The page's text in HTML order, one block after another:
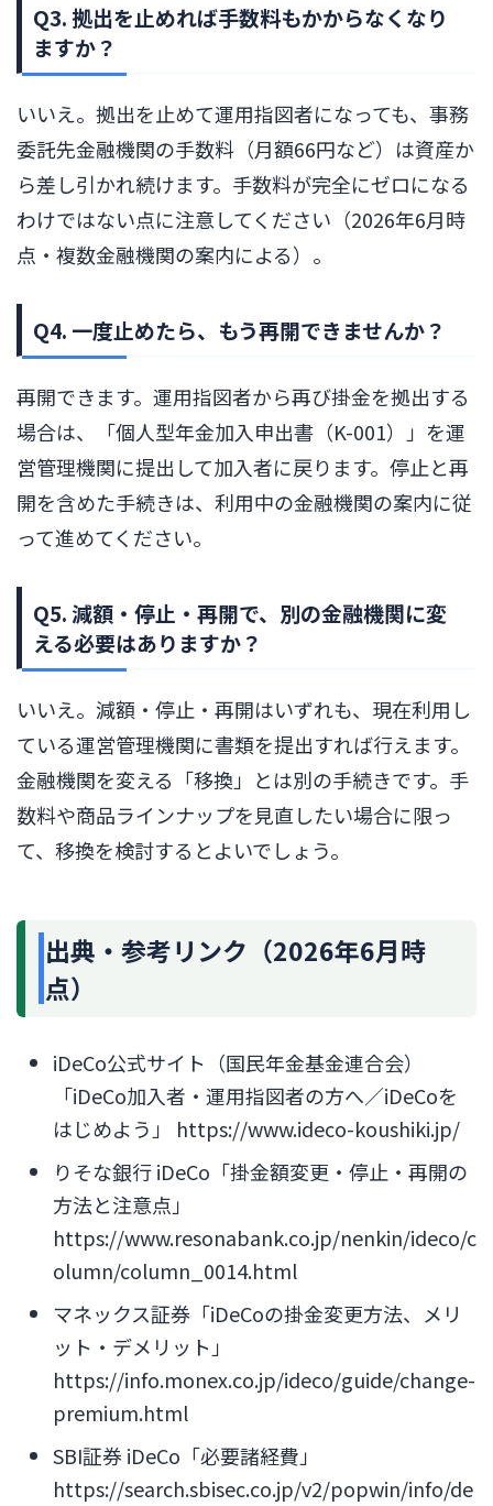
Q3. 拠出を止めれば手数料もかからなくなり
ますか？
いいえ。拠出を止めて運用指図者になっても、事務
委託先金融機関の手数料（月額66円など）は資産か
ら差し引かれ続けます。手数料が完全にゼロになる
わけではない点に注意してください（2026年6月時
点・複数金融機関の案内による）。
Q4. 一度止めたら、もう再開できませんか？
再開できます。運用指図者から再び掛金を拠出する
場合は、「個人型年金加入申出書（K-001）」を運
営管理機関に提出して加入者に戻ります。停止と再
開を含めた手続きは、利用中の金融機関の案内に従
って進めてください。
Q5. 減額・停止・再開で、別の金融機関に変
える必要はありますか？
いいえ。減額・停止・再開はいずれも、現在利用し
ている運営管理機関に書類を提出すれば行えます。
金融機関を変える「移換」とは別の手続きです。手
数料や商品ラインナップを見直したい場合に限っ
て、移換を検討するとよいでしょう。
出典・参考リンク（2026年6月時
点）
iDeCo公式サイト（国民年金基金連合会）
「iDeCo加入者・運用指図者の方へ／iDeCoを
はじめよう」 https://www.ideco-koushiki.jp/
りそな銀行 iDeCo「掛金額変更・停止・再開の
方法と注意点」
https://www.resonabank.co.jp/nenkin/ideco/c
olumn/column_0014.html
マネックス証券「iDeCoの掛金変更方法、メリ
ット・デメリット」
https://info.monex.co.jp/ideco/guide/change-
premium.html
SBI証券 iDeCo「必要諸経費」
https://search.sbisec.co.jp/v2/popwin/info/de